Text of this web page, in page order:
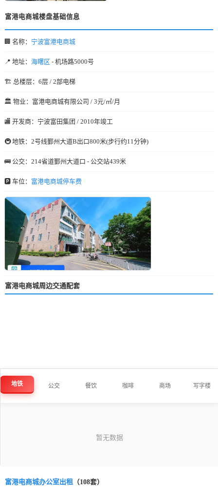
富港电商城楼盘基础信息
🏢 名称： 宁波富港电商城
📍 地址： 海曙区 - 机场路5000号
🏗️ 总楼层：6层 / 2部电梯
🏛️ 物业：富港电商城有限公司 / 3元/㎡/月
🏬 开发商：宁波富田集团 / 2010年竣工
🚇 地铁：2号线鄞州大道B出口800米(步行约11分钟)
🚌 公交：214省道鄞州大道口 - 公交站439米
🅿️ 车位： 富港电商城停车费
富港电商城周边交通配套
地铁 公交 餐饮 咖啡 商场 写字楼
富港电商城办公室出租 （108套）